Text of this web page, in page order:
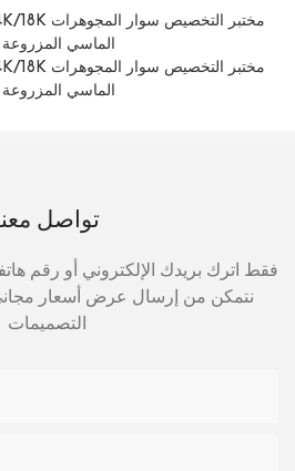
تواصل
فقط اترك بريدك الإلكتروني أو رقم
نتمكن من إرسال عرض أسعار
التصميمات